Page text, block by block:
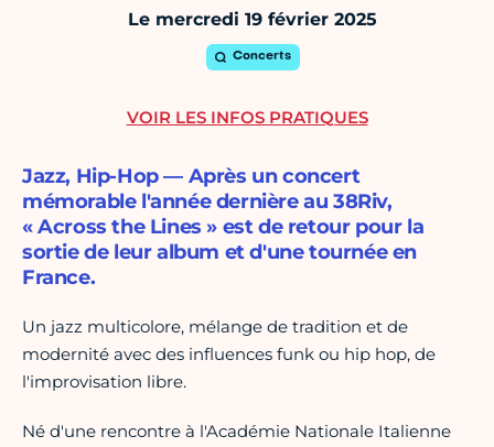
Le mercredi 19 février 2025
Concerts
Jazz, Hip-Hop — Après un concert
mémorable l'année dernière au 38Riv,
« Across the Lines » est de retour pour la
sortie de leur album et d'une tournée en
France.
Un jazz multicolore, mélange de tradition et de
modernité avec des influences funk ou hip hop, de
l'improvisation libre.
Né d'une rencontre à l'Académie Nationale Italienne
VOIR LES INFOS PRATIQUES